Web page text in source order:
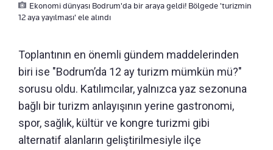
Ekonomi dünyası Bodrum'da bir araya geldi! Bölgede 'turizmin
12 aya yayılması' ele alındı
Toplantının en önemli gündem maddelerinden
biri ise "Bodrum’da 12 ay turizm mümkün mü?"
sorusu oldu. Katılımcılar, yalnızca yaz sezonuna
bağlı bir turizm anlayışının yerine gastronomi,
spor, sağlık, kültür ve kongre turizmi gibi
alternatif alanların geliştirilmesiyle ilçe